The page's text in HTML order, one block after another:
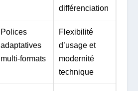
différenciation
Polices
adaptatives
multi-formats
Flexibilité
d’usage et
modernité
technique